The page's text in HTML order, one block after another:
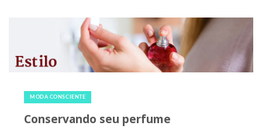
MODA CONSCIENTE
Conservando seu perfume